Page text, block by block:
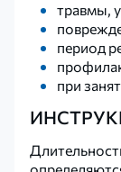
травмы,
период
при